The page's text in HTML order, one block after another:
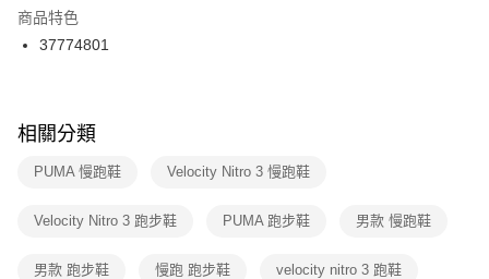
２．訂單成立數日內，您將收到繳費通知簡訊。
３．收到繳費通知簡訊後14天內，點擊此簡訊中的連結，可透過四大超商／
ATM／網路銀行／等多元方式進行付款，方視為交易完成。
※ 交易是否成功請以「AFTEE先享後付 」之結帳頁面顯示為準，若有關於
是否繳費成功／繳費後需取消欲退款等相關疑問，請聯繫「AFTEE先享後付
客戶支援中心」https://netprotections.freshdesk.com/support/home
１．透過由恩沛科技股份有限公司提供之「AFTEE先享後付」服務完成之交
權轉讓予恩沛科技股份有限公司。
付款後門市自取
每筆NT$100，滿NT$1,500(含以上)免運費
商品特色
37774801
相關分類
PUMA 慢跑鞋 Velocity Nitro 3 慢跑鞋
Velocity Nitro 3 跑步鞋 PUMA 跑步鞋 男款 慢跑鞋
男款 跑步鞋 慢跑 跑步鞋 velocity nitro 3 跑鞋